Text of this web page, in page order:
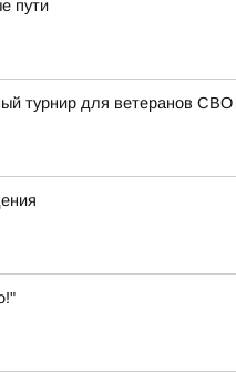
пути
турнир для ветеранов СВО